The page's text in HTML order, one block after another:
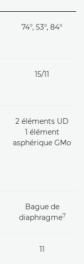
74°, 53°, 84°
15/11
2 éléments UD
1 élément
asphérique GMo
Bague de
diaphragme7
11